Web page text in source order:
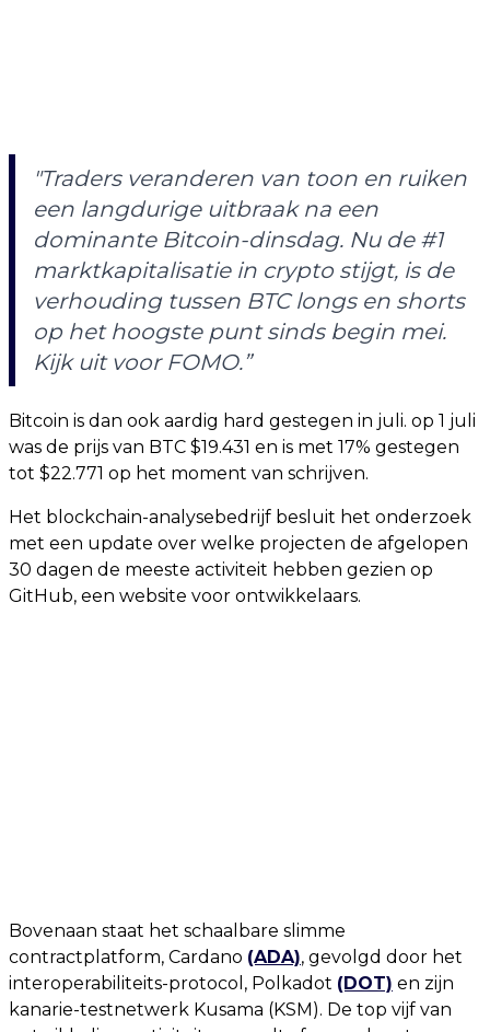
"Traders veranderen van toon en ruiken
een langdurige uitbraak na een
dominante Bitcoin-dinsdag. Nu de #1
marktkapitalisatie in crypto stijgt, is de
verhouding tussen BTC longs en shorts
op het hoogste punt sinds begin mei.
Kijk uit voor FOMO.”
Bitcoin is dan ook aardig hard gestegen in juli. op 1 juli
was de prijs van BTC $19.431 en is met 17% gestegen
tot $22.771 op het moment van schrijven.
Het blockchain-analysebedrijf besluit het onderzoek
met een update over welke projecten de afgelopen
30 dagen de meeste activiteit hebben gezien op
GitHub, een website voor ontwikkelaars.
Bovenaan staat het schaalbare slimme
contractplatform, Cardano (ADA), gevolgd door het
interoperabiliteits-protocol, Polkadot (DOT) en zijn
kanarie-testnetwerk Kusama (KSM). De top vijf van